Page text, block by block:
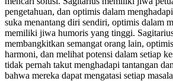
pengetahuan, dan optimis dalam
suka menantang diri sendiri, optimis dalam
memiliki jiwa humoris yang tinggi.
membangkitkan semangat orang lain,
harmoni, dan melihat potensi dalam setiap
tidak pernah takut menghadapi tantangan
bahwa mereka dapat mengatasi setiap